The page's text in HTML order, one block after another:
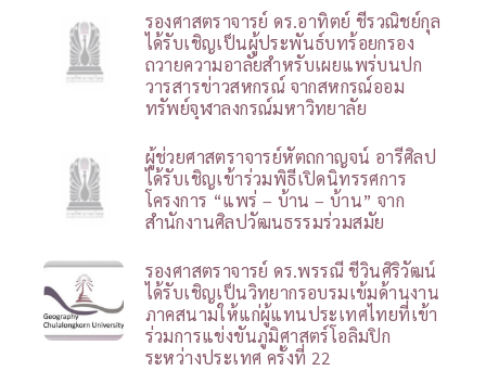
รองศาสตราจารย์ ดร.อาทิตย์ ชีรวณิชย์กุล
ได้รับเชิญเป็นผู้ประพันธ์บทร้อยกรอง
ถวายความอาลัยสำหรับเผยแพร่บนปก
วารสารข่าวสหกรณ์ จากสหกรณ์ออม
ทรัพย์จุฬาลงกรณ์มหาวิทยาลัย
ผู้ช่วยศาสตราจารย์หัตถกาญจน์ อารีศิลป
ได้รับเชิญเข้าร่วมพิธีเปิดนิทรรศการ
โครงการ “แพร่ – บ้าน – บ้าน” จาก
สำนักงานศิลปวัฒนธรรมร่วมสมัย
รองศาสตราจารย์ ดร.พรรณี ชีวินศิริวัฒน์
ได้รับเชิญเป็นวิทยากรอบรมเข้มด้านงาน
ภาคสนามให้แก่ผู้แทนประเทศไทยที่เข้า
ร่วมการแข่งขันภูมิศาสตร์โอลิมปิก
ระหว่างประเทศ ครั้งที่ 22